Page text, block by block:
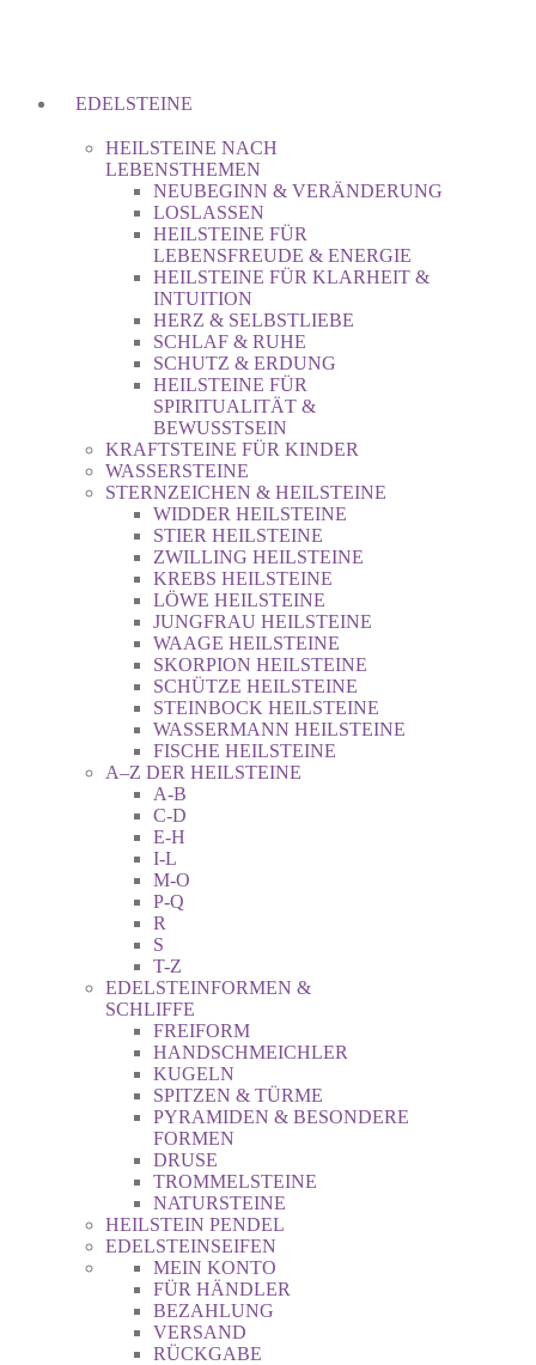
EDELSTEINE
HEILSTEINE NACH
LEBENSTHEMEN
NEUBEGINN & VERÄNDERUNG
LOSLASSEN
HEILSTEINE FÜR
LEBENSFREUDE & ENERGIE
HEILSTEINE FÜR KLARHEIT &
INTUITION
HERZ & SELBSTLIEBE
SCHLAF & RUHE
SCHUTZ & ERDUNG
HEILSTEINE FÜR
SPIRITUALITÄT &
BEWUSSTSEIN
KRAFTSTEINE FÜR KINDER
WASSERSTEINE
STERNZEICHEN & HEILSTEINE
WIDDER HEILSTEINE
STIER HEILSTEINE
ZWILLING HEILSTEINE
KREBS HEILSTEINE
LÖWE HEILSTEINE
JUNGFRAU HEILSTEINE
WAAGE HEILSTEINE
SKORPION HEILSTEINE
SCHÜTZE HEILSTEINE
STEINBOCK HEILSTEINE
WASSERMANN HEILSTEINE
FISCHE HEILSTEINE
A–Z DER HEILSTEINE
A-B
C-D
E-H
I-L
M-O
P-Q
R
S
T-Z
EDELSTEINFORMEN &
SCHLIFFE
FREIFORM
HANDSCHMEICHLER
KUGELN
SPITZEN & TÜRME
PYRAMIDEN & BESONDERE
FORMEN
DRUSE
TROMMELSTEINE
NATURSTEINE
HEILSTEIN PENDEL
EDELSTEINSEIFEN
MEIN KONTO
FÜR HÄNDLER
BEZAHLUNG
VERSAND
RÜCKGABE